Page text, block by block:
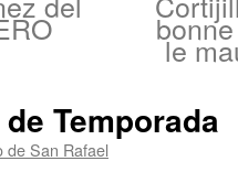
le
Temporada
de San Rafael